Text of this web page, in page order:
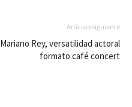
Artículo siguiente
Mariano Rey, versatilidad actoral
formato café concert